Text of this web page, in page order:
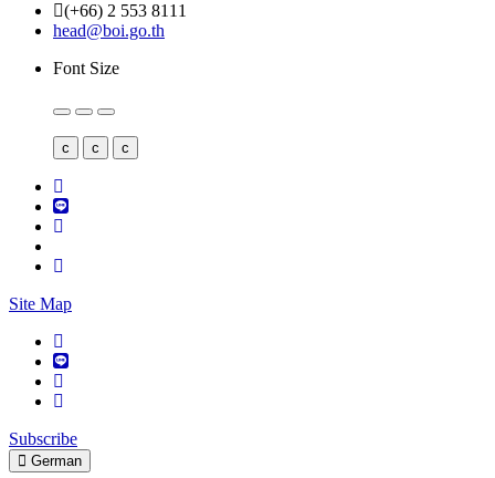
(+66) 2 553 8111
head@boi.go.th
Font Size
c c c
Site Map
Subscribe
German